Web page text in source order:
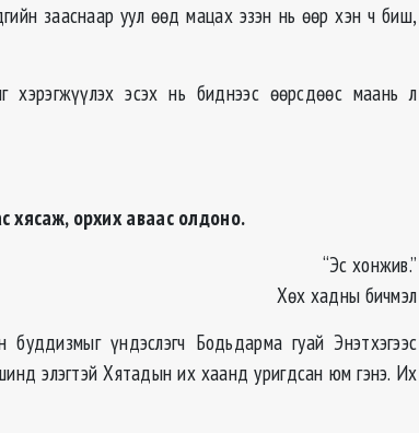
зааснаар уул өөд мацах эзэн нь өөр хэн ч биш,
хэрэгжүүлэх эсэх нь биднээс өөрсдөөс маань л
хясаж, орхих аваас олдоно.
“Эс хонжив.”
Хөх хадны бичмэл
үндэслэгч Бодьдарма гуай Энэтхэгээс
элэгтэй Хятадын их хаанд уригдсан юм гэнэ. Их